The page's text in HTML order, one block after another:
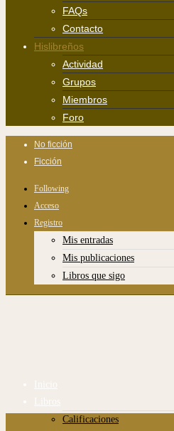
FAQs
Contacto
Hislibreños
Actividad
Grupos
Miembros
Foro
No ficción
Ficción
Following
Acceso
Registro
Mis entradas
Mis publicaciones
Libros que sigo
Inicio
Libros
Calificaciones